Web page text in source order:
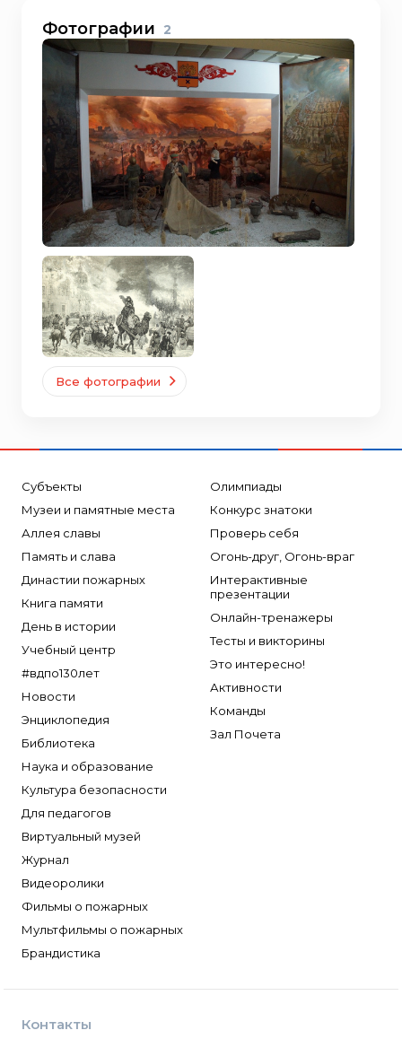
Фотографии 2
Все фотографии
Субъекты
Музеи и памятные места
Аллея славы
Память и слава
Династии пожарных
Книга памяти
День в истории
Учебный центр
#вдпо130лет
Новости
Энциклопедия
Библиотека
Наука и образование
Культура безопасности
Для педагогов
Виртуальный музей
Журнал
Видеоролики
Фильмы о пожарных
Мультфильмы о пожарных
Брандистика
Олимпиады
Конкурс знатоки
Проверь себя
Огонь-друг, Огонь-враг
Интерактивные
презентации
Онлайн-тренажеры
Тесты и викторины
Это интересно!
Активности
Команды
Зал Почета
Контакты